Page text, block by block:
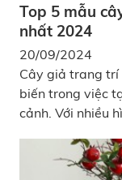
Top 5 mẫu
nhất 2024
20/09/2024
Cây giả trang trí
biến trong việc
cảnh. Với nhiều
sống của các
dễ dàng bảo